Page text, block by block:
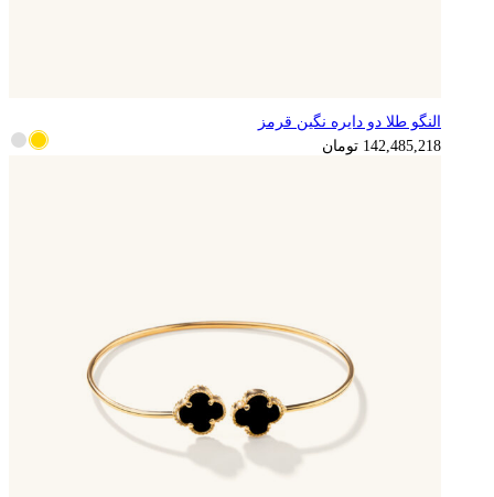
النگو طلا دو دایره نگین قرمز
142,485,218 تومان